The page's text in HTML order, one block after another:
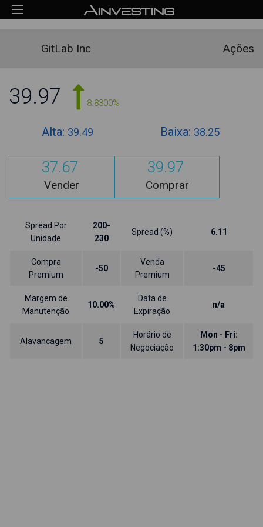
GitLab Inc Ações
39.97 8.8300%
Alta: 39.49 Baixa: 38.25
37.67
Vender
39.97
Comprar
Spread Por
Unidade
200-
230
Spread (%) 6.11
Compra
Premium
-50
Venda
Premium
-45
Margem de
Manutenção
10.00%
Data de
Expiração
n/a
Alavancagem 5
Horário de
Negociação
Mon - Fri:
1:30pm - 8pm